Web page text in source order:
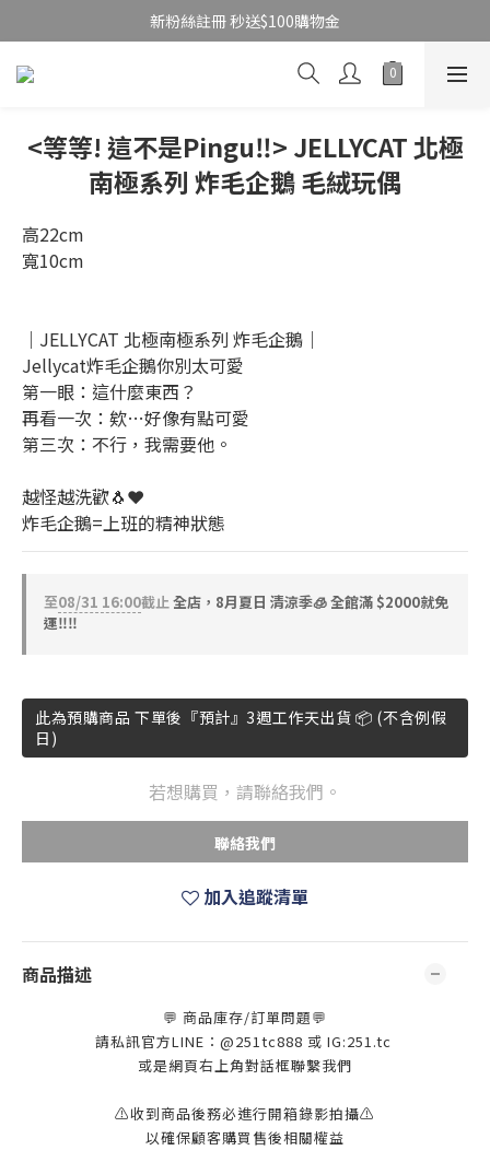
新粉絲註冊 秒送$100購物金
<等等! 這不是Pingu‼> JELLYCAT 北極
南極系列 炸毛企鵝 毛絨玩偶
高22cm
寬10cm
｜JELLYCAT 北極南極系列 炸毛企鵝｜
Jellycat炸毛企鵝你別太可愛
第一眼：這什麼東西？
再看一次：欸…好像有點可愛
第三次：不行，我需要他。
越怪越洗歡🐧❤️
炸毛企鵝=上班的精神狀態
至08/31 16:00截止全店，8月夏日 清涼季🧊 全館滿 $2000就免
運‼️‼️
此為預購商品 下單後『預計』3週工作天出貨 📦 (不含例假
日)
若想購買，請聯絡我們。
聯絡我們
加入追蹤清單
商品描述
💬 商品庫存/訂單問題💬
請私訊官方LINE：@251tc888 或 IG:251.tc
或是網頁右上角對話框聯繫我們
⚠️收到商品後務必進行開箱錄影拍攝⚠️
以確保顧客購買售後相關權益